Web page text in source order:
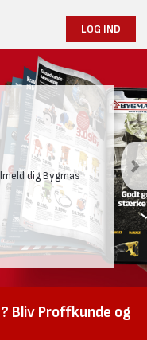
LOG IND
dig Bygmas
Bliv Proffkunde og